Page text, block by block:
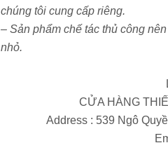
chúng tôi cung cấp riêng.
– Sản phẩm chế tác thủ công
nhỏ.
CỬA HÀNG
Address : 539 Ngô